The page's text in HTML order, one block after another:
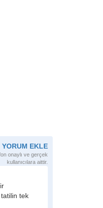
YORUM EKLE
onaylı ve gerçek
kullanıcılara aittir.
tek